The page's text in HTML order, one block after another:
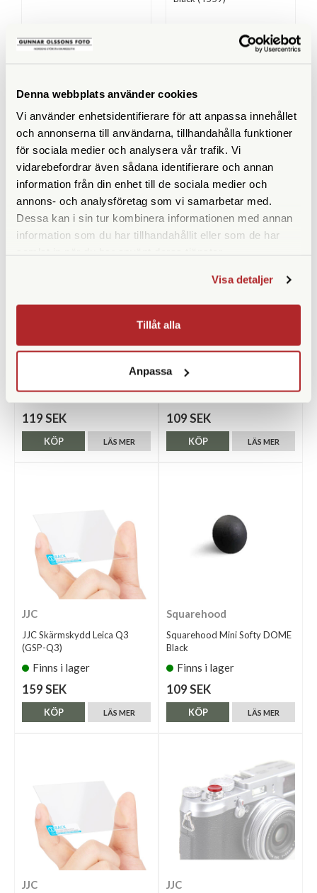
Denna webbplats använder cookies
Vi använder enhetsidentifierare för att anpassa innehållet
och annonserna till användarna, tillhandahålla funktioner
för sociala medier och analysera vår trafik. Vi
vidarebefordrar även sådana identifierare och annan
information från din enhet till de sociala medier och
annons- och analysföretag som vi samarbetar med.
Dessa kan i sin tur kombinera informationen med annan
information som du har tillhandahållit eller som de har
Visa detaljer
Tillåt alla
Anpassa
339 SEK
ANDRA KÖPTE ÄVEN
Squarehood
Finns i lager
119 SEK
LÄS MER
KÖP
Squarehood
Silver
Finns i lager
109 SEK
LÄS MER
KÖP
JJC
JJC Skärmskydd Leica Q3
(GSP-Q3)
Finns i lager
159 SEK
LÄS MER
KÖP
Squarehood
Squarehood Mini Softy DOME
Black
Finns i lager
109 SEK
LÄS MER
KÖP
JJC JJC